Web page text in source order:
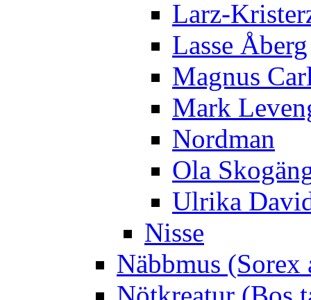
Larz-
Lasse Åberg
Magnus
Mark
Nordman
Ola
Ulrika
Nisse
Näbbmus (Sorex